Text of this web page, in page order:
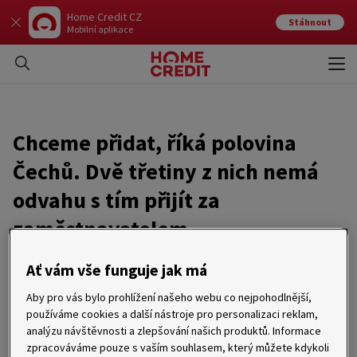
Home Credit CZ
Mobilní aplikace
Stáhnout
Chceme přidat, říká polovina
Čechů. Dvě třetiny z nich nemá
odvahu s tím přijít za
zaměstnavatelem.
02. 07. 2015
Naše mzda není férová, stěžuje si 52 % Čechů. Nejvíce
nespokojenců přitom pracuje v oboru věda, výzkum a školství.
Částku, která jim přistane na účtu, s dobrými pocity kvitují
především zaměstnanci, jejichž čistý příjem převyšuje 25 000
Ať vám vše funguje jak má
Aby pro vás bylo prohlížení našeho webu co nejpohodlnější,
používáme cookies a další nástroje pro personalizaci reklam,
analýzu návštěvnosti a zlepšování našich produktů. Informace
zpracováváme pouze s vaším souhlasem, který můžete kdykoli